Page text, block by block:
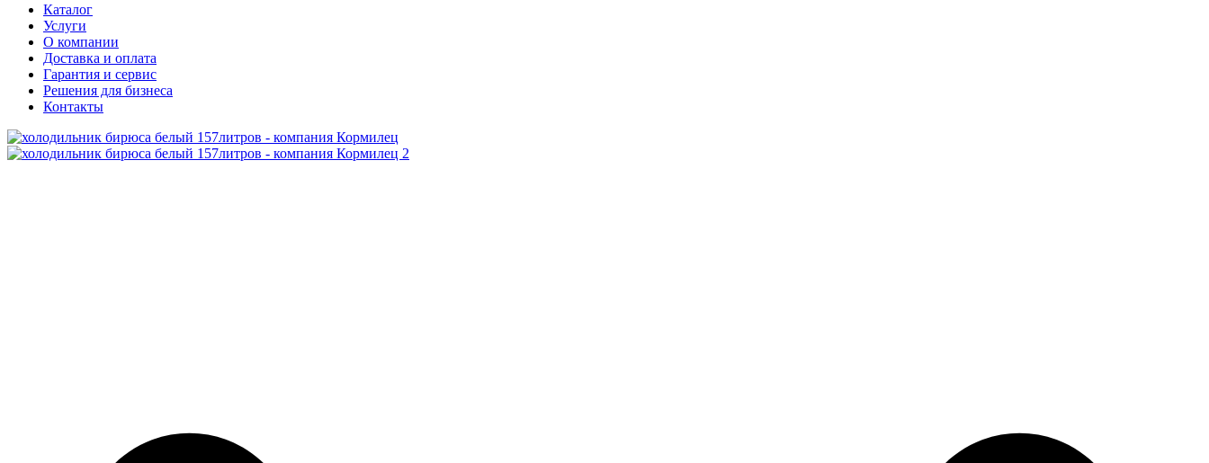
Каталог
Услуги
О компании
Доставка и оплата
Гарантия и сервис
Решения для бизнеса
Контакты